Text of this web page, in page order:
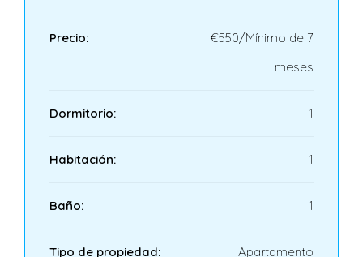
Precio:
€550/Mínimo de 7
meses
Dormitorio: 1
Habitación: 1
Baño: 1
Tipo de propiedad: Apartamento